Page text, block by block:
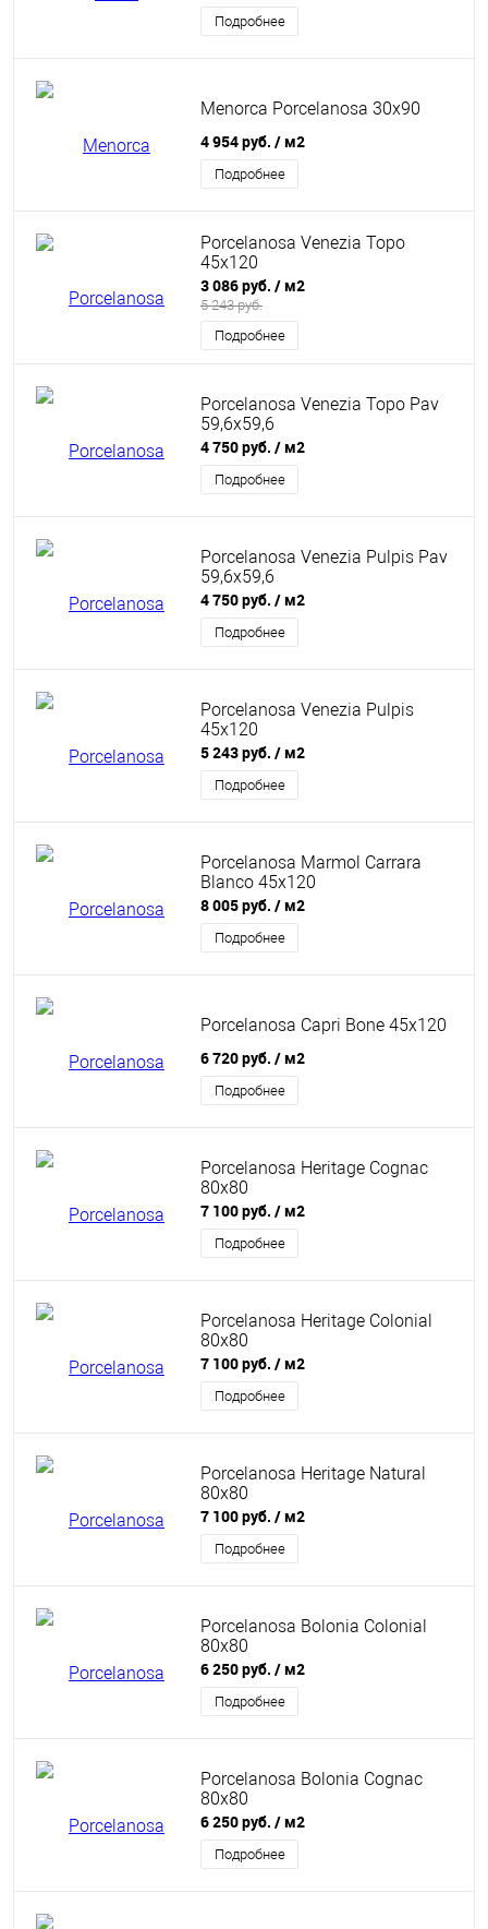
Подробнее
Menorca Porcelanosa 30x90
4 954 руб. / м2
Подробнее
Porcelanosa Venezia Topo
45x120
3 086 руб. / м2
5 243 руб.
Подробнее
Porcelanosa Venezia Topo Pav
59,6x59,6
4 750 руб. / м2
Подробнее
Porcelanosa Venezia Pulpis Pav
59,6x59,6
4 750 руб. / м2
Подробнее
Porcelanosa Venezia Pulpis
45x120
5 243 руб. / м2
Подробнее
Porcelanosa Marmol Carrara
Blanco 45x120
8 005 руб. / м2
Подробнее
Porcelanosa Capri Bone 45x120
6 720 руб. / м2
Подробнее
Porcelanosa Heritage Cognac
80x80
7 100 руб. / м2
Подробнее
Porcelanosa Heritage Colonial
80x80
7 100 руб. / м2
Подробнее
Porcelanosa Heritage Natural
80x80
7 100 руб. / м2
Подробнее
Porcelanosa Bolonia Colonial
80x80
6 250 руб. / м2
Подробнее
Porcelanosa Bolonia Cognac
80x80
6 250 руб. / м2
Подробнее